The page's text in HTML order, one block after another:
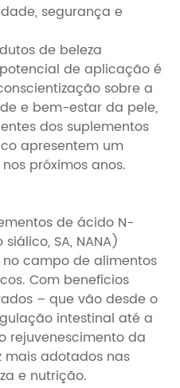
segurança e
de beleza
de aplicação é
sobre a
e bem-estar da pele,
dos suplementos
apresentem um
próximos anos.
de ácido N-
SA, NANA)
campo de alimentos
Com benefícios
– que vão desde o
intestinal até a
rejuvenescimento da
mais adotados nas
e nutrição.